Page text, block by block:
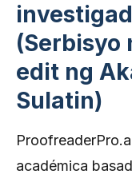
(Serbisyo
edit ng
Sulatin)
académica